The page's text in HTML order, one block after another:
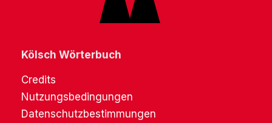
Kölsch Wörterbuch
Credits
Nutzungsbedingungen
Datenschutzbestimmungen